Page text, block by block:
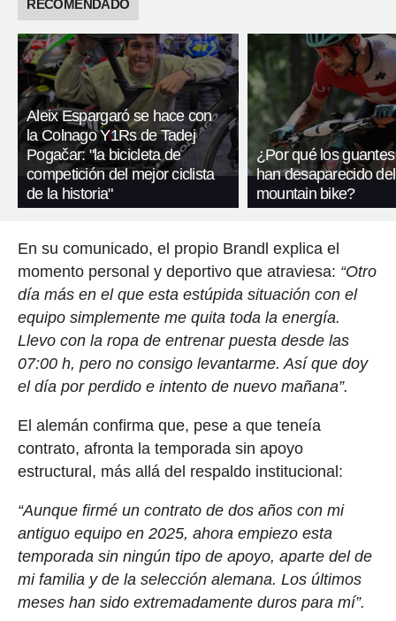
RECOMENDADO
Aleix Espargaró se hace con
la Colnago Y1Rs de Tadej
Pogačar: "la bicicleta de
competición del mejor ciclista
de la historia"
¿Por qué los
han desaparecido del
mountain bike?
En su comunicado, el propio Brandl explica el
momento personal y deportivo que atraviesa: “Otro
día más en el que esta estúpida situación con el
equipo simplemente me quita toda la energía.
Llevo con la ropa de entrenar puesta desde las
07:00 h, pero no consigo levantarme. Así que doy
el día por perdido e intento de nuevo mañana”.
El alemán confirma que, pese a que teneía
contrato, afronta la temporada sin apoyo
estructural, más allá del respaldo institucional:
“Aunque firmé un contrato de dos años con mi
antiguo equipo en 2025, ahora empiezo esta
temporada sin ningún tipo de apoyo, aparte del de
mi familia y de la selección alemana. Los últimos
meses han sido extremadamente duros para mí”.